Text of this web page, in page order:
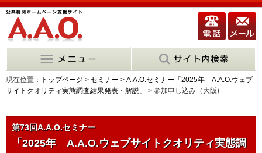
現在位置： トップページ > セミナー > A.A.O.セミナー「2025年 A.A.O.ウェブ
サイトクオリティ実態調査結果発表・解説」
> 参加申し込み（大阪)
第73回A.A.O.セミナー
「2025年 A.A.O.ウェブサイトクオリティ実態調